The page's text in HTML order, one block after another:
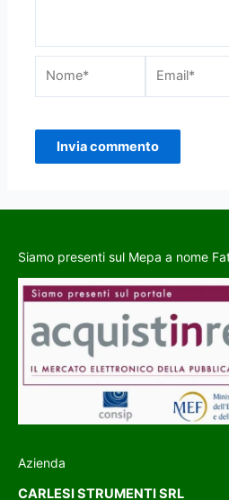
Siamo presenti sul Mepa a nome
Azienda
CARLESI STRUMENTI SRL